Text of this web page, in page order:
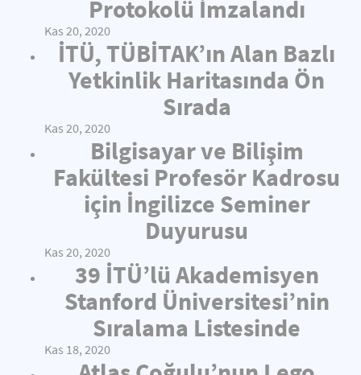
Protokolü İmzalandı
Kas 20, 2020
İTÜ, TÜBİTAK’ın Alan Bazlı
Yetkinlik Haritasında Ön
Sırada
Kas 20, 2020
Bilgisayar ve Bilişim
Fakültesi Profesör Kadrosu
için İngilizce Seminer
Duyurusu
Kas 20, 2020
39 İTÜ’lü Akademisyen
Stanford Üniversitesi’nin
Sıralama Listesinde
Kas 18, 2020